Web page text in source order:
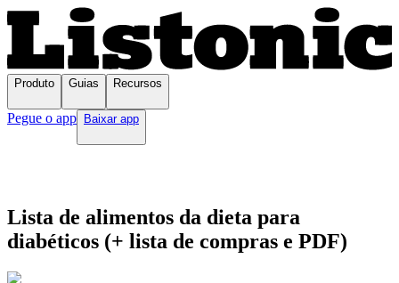
Produto Guias Recursos
Pegue o app Baixar app
Lista de alimentos da dieta para
diabéticos (+ lista de compras e PDF)